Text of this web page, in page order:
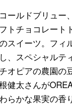
ールドブリュー
トチョコレート
スイーツ。フィ
、スペシャルテ
オピアの農園の
健太さんが
らかな果実の香